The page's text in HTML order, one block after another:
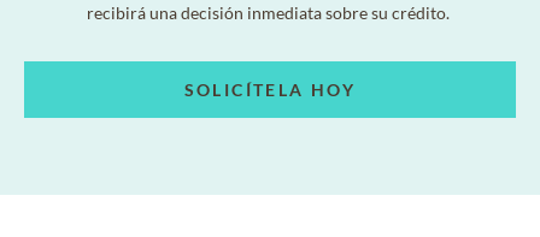
recibirá una decisión inmediata sobre su crédito.
SOLICÍTELA HOY